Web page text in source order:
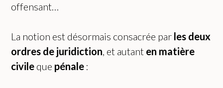
offensant…
La notion est désormais consacrée par les deux
ordres de juridiction, et autant en matière
civile que pénale :